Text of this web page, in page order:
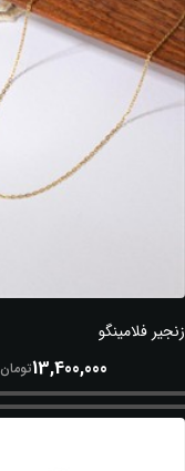
زنجیر فلامینگو
13,400,000تومان